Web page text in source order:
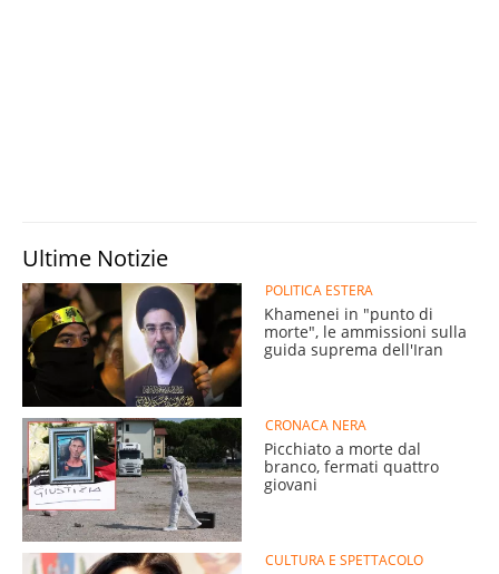
Ultime Notizie
POLITICA ESTERA
Khamenei in "punto di
morte", le ammissioni sulla
guida suprema dell'Iran
CRONACA NERA
Picchiato a morte dal
branco, fermati quattro
giovani
CULTURA E SPETTACOLO